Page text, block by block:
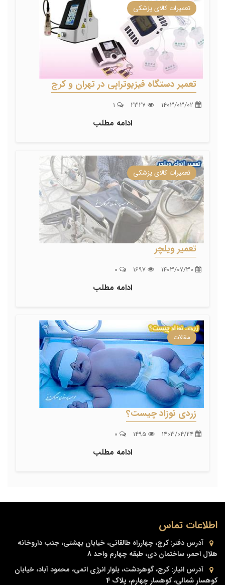
تعمیرات کالای پزشکی
تعمیر دستگاه فیزیوتراپی در تهران و کرج
ادامه مطلب
تعمیرات کالای پزشکی
تعمیر ویلچر
ادامه مطلب
مقالات
زردی نوزاد چیست؟
ادامه مطلب
اطلاعات تماس
آدرس دفتر: کرج، چهارراه طالقانی، خیابان بهشتی، جنب داروخانه
هلال احمر، ساختمان دی، طبقه چهارم واحد 8
آدرس انبار: کرج، گوهردشت، بلوار انرژی اتمی، محمود آباد، خیابان
کوهسار شمالی، کوهسار چهارم، پلاک 4